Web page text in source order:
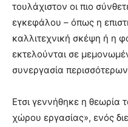
τουλάχιστον οι πιο
εγκεφάλου – όπως η
καλλιτεχνική σκέψη ή η
εκτελούνται σε
συνεργασία
Ετσι γεννήθηκε η θεωρία
χώρου εργασίας», ενός